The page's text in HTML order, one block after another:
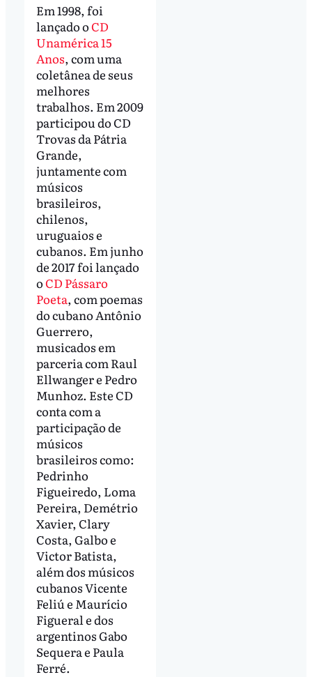
Em 1998, foi
lançado oCD
Unamérica 15
Anos, com uma
coletânea de seus
melhores
trabalhos. Em 2009
participou do CD
Trovas da Pátria
Grande,
juntamente com
músicos
brasileiros,
chilenos,
uruguaios e
cubanos. Em junho
de 2017 foi lançado
oCD Pássaro
Poeta, com poemas
do cubano Antônio
Guerrero,
musicados em
parceria com Raul
Ellwanger e Pedro
Munhoz. Este CD
conta com a
participação de
músicos
brasileiros como:
Pedrinho
Figueiredo, Loma
Pereira, Demétrio
Xavier, Clary
Costa, Galbo e
Victor Batista,
além dos músicos
cubanos Vicente
Feliú e Maurício
Figueral e dos
argentinos Gabo
Sequera e Paula
Ferré.